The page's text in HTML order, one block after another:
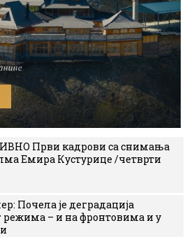
Први кадрови са снимања
Емира Кустурице /четврти
Почела је деградација
режима – и на фронтовима и у